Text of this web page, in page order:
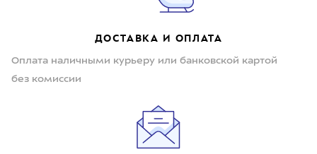
ДОСТАВКА И ОПЛАТА
Оплата наличными курьеру или банковской картой
без комиссии